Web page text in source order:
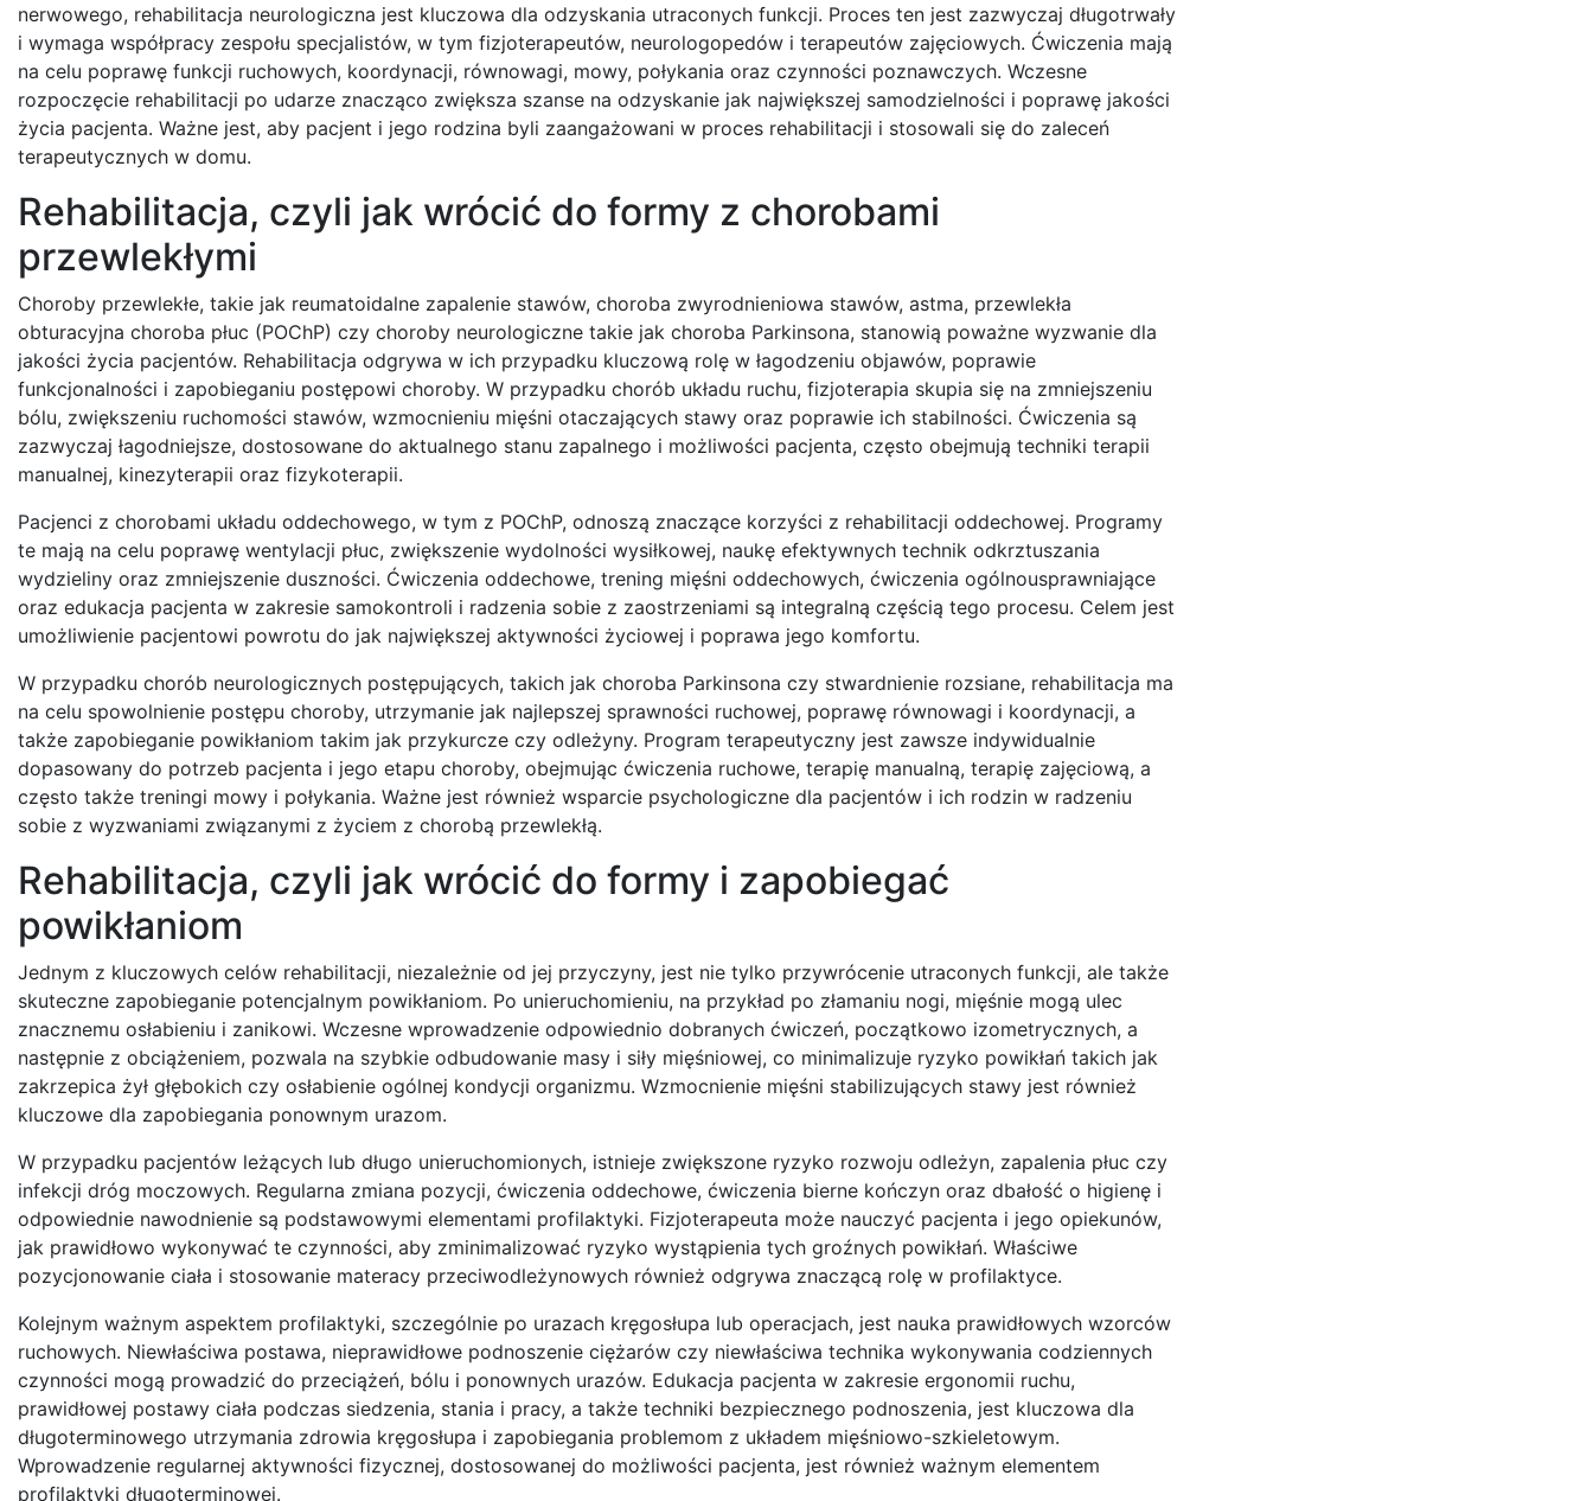
nerwowego, rehabilitacja neurologiczna jest kluczowa dla odzyskania utraconych funkcji. Proces ten jest zazwyczaj długotrwały
i wymaga współpracy zespołu specjalistów, w tym fizjoterapeutów, neurologopedów i terapeutów zajęciowych. Ćwiczenia mają
na celu poprawę funkcji ruchowych, koordynacji, równowagi, mowy, połykania oraz czynności poznawczych. Wczesne
rozpoczęcie rehabilitacji po udarze znacząco zwiększa szanse na odzyskanie jak największej samodzielności i poprawę jakości
życia pacjenta. Ważne jest, aby pacjent i jego rodzina byli zaangażowani w proces rehabilitacji i stosowali się do zaleceń
terapeutycznych w domu.
Rehabilitacja, czyli jak wrócić do formy z chorobami
przewlekłymi
Choroby przewlekłe, takie jak reumatoidalne zapalenie stawów, choroba zwyrodnieniowa stawów, astma, przewlekła
obturacyjna choroba płuc (POChP) czy choroby neurologiczne takie jak choroba Parkinsona, stanowią poważne wyzwanie dla
jakości życia pacjentów. Rehabilitacja odgrywa w ich przypadku kluczową rolę w łagodzeniu objawów, poprawie
funkcjonalności i zapobieganiu postępowi choroby. W przypadku chorób układu ruchu, fizjoterapia skupia się na zmniejszeniu
bólu, zwiększeniu ruchomości stawów, wzmocnieniu mięśni otaczających stawy oraz poprawie ich stabilności. Ćwiczenia są
zazwyczaj łagodniejsze, dostosowane do aktualnego stanu zapalnego i możliwości pacjenta, często obejmują techniki terapii
manualnej, kinezyterapii oraz fizykoterapii.
Pacjenci z chorobami układu oddechowego, w tym z POChP, odnoszą znaczące korzyści z rehabilitacji oddechowej. Programy
te mają na celu poprawę wentylacji płuc, zwiększenie wydolności wysiłkowej, naukę efektywnych technik odkrztuszania
wydzieliny oraz zmniejszenie duszności. Ćwiczenia oddechowe, trening mięśni oddechowych, ćwiczenia ogólnousprawniające
oraz edukacja pacjenta w zakresie samokontroli i radzenia sobie z zaostrzeniami są integralną częścią tego procesu. Celem jest
umożliwienie pacjentowi powrotu do jak największej aktywności życiowej i poprawa jego komfortu.
W przypadku chorób neurologicznych postępujących, takich jak choroba Parkinsona czy stwardnienie rozsiane, rehabilitacja ma
na celu spowolnienie postępu choroby, utrzymanie jak najlepszej sprawności ruchowej, poprawę równowagi i koordynacji, a
także zapobieganie powikłaniom takim jak przykurcze czy odleżyny. Program terapeutyczny jest zawsze indywidualnie
dopasowany do potrzeb pacjenta i jego etapu choroby, obejmując ćwiczenia ruchowe, terapię manualną, terapię zajęciową, a
często także treningi mowy i połykania. Ważne jest również wsparcie psychologiczne dla pacjentów i ich rodzin w radzeniu
sobie z wyzwaniami związanymi z życiem z chorobą przewlekłą.
Rehabilitacja, czyli jak wrócić do formy i zapobiegać
powikłaniom
Jednym z kluczowych celów rehabilitacji, niezależnie od jej przyczyny, jest nie tylko przywrócenie utraconych funkcji, ale także
skuteczne zapobieganie potencjalnym powikłaniom. Po unieruchomieniu, na przykład po złamaniu nogi, mięśnie mogą ulec
znacznemu osłabieniu i zanikowi. Wczesne wprowadzenie odpowiednio dobranych ćwiczeń, początkowo izometrycznych, a
następnie z obciążeniem, pozwala na szybkie odbudowanie masy i siły mięśniowej, co minimalizuje ryzyko powikłań takich jak
zakrzepica żył głębokich czy osłabienie ogólnej kondycji organizmu. Wzmocnienie mięśni stabilizujących stawy jest również
kluczowe dla zapobiegania ponownym urazom.
W przypadku pacjentów leżących lub długo unieruchomionych, istnieje zwiększone ryzyko rozwoju odleżyn, zapalenia płuc czy
infekcji dróg moczowych. Regularna zmiana pozycji, ćwiczenia oddechowe, ćwiczenia bierne kończyn oraz dbałość o higienę i
odpowiednie nawodnienie są podstawowymi elementami profilaktyki. Fizjoterapeuta może nauczyć pacjenta i jego opiekunów,
jak prawidłowo wykonywać te czynności, aby zminimalizować ryzyko wystąpienia tych groźnych powikłań. Właściwe
pozycjonowanie ciała i stosowanie materacy przeciwodleżynowych również odgrywa znaczącą rolę w profilaktyce.
Kolejnym ważnym aspektem profilaktyki, szczególnie po urazach kręgosłupa lub operacjach, jest nauka prawidłowych wzorców
ruchowych. Niewłaściwa postawa, nieprawidłowe podnoszenie ciężarów czy niewłaściwa technika wykonywania codziennych
czynności mogą prowadzić do przeciążeń, bólu i ponownych urazów. Edukacja pacjenta w zakresie ergonomii ruchu,
prawidłowej postawy ciała podczas siedzenia, stania i pracy, a także techniki bezpiecznego podnoszenia, jest kluczowa dla
długoterminowego utrzymania zdrowia kręgosłupa i zapobiegania problemom z układem mięśniowo-szkieletowym.
Wprowadzenie regularnej aktywności fizycznej, dostosowanej do możliwości pacjenta, jest również ważnym elementem
profilaktyki długoterminowej.